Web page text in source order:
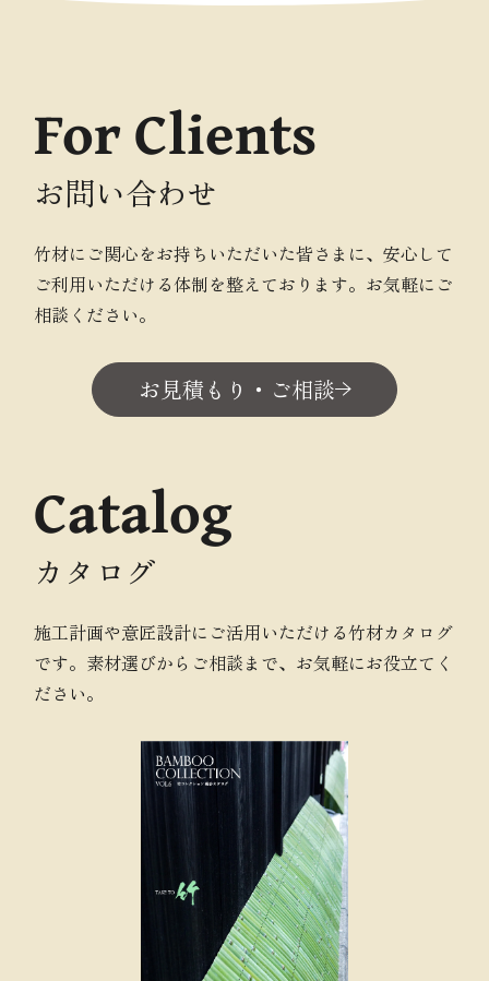
For Clients
お問い合わせ
竹材にご関心をお持ちいただいた皆さまに、安心して
ご利用いただける体制を整えております。お気軽にご
相談ください。
お見積もり・ご相談
Catalog
カタログ
施工計画や意匠設計にご活用いただける竹材カタログ
です。素材選びからご相談まで、お気軽にお役立てく
ださい。